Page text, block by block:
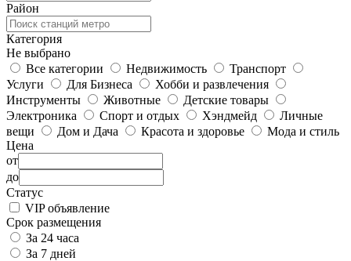
Район
Категория
Не выбрано
Все категории
Недвижимость
Транспорт
Услуги
Для Бизнеса
Хобби и развлечения
Инструменты
Животные
Детские товары
Электроника
Спорт и отдых Хэндмейд
Личные
вещи
Дом и Дача Красота и здоровье
Мода и стиль
Цена
от
до
Статус
VIP объявление
Срок размещения
За 24 часа
За 7 дней